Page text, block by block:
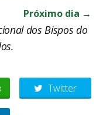
Próximo dia →
dos Bispos do
Twitter